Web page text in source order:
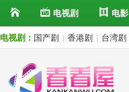
电视剧 电影
电视剧： 国产剧 香港剧 台湾剧